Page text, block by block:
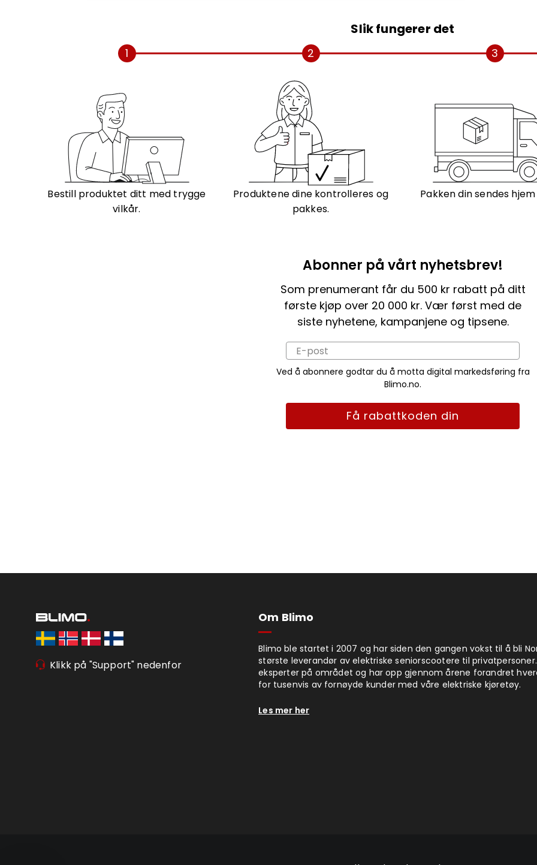
Slik fungerer det
1
Bestill produktet ditt med trygge
vilkår.
2
Produktene dine kontrolleres og
pakkes.
3
Pakken din sendes
Abonner på vårt nyhetsbrev!
Som prenumerant får du 500 kr rabatt på ditt
første kjøp over 20 000 kr. Vær først med de
siste nyhetene, kampanjene og tipsene.
Ved å abonnere godtar du å motta digital markedsføring fra
Blimo.no.
Få rabattkoden din
Klikk på "Support" nedenfor
Om Blimo
Blimo ble startet i 2007 og har siden den gangen vokst til å bli
største leverandør av elektriske seniorscootere til
eksperter på området og har opp gjennom årene forandret
for tusenvis av fornøyde kunder med våre elektriske kjøretøy.
Les mer her